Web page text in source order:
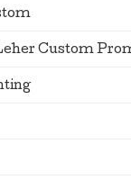
Custom